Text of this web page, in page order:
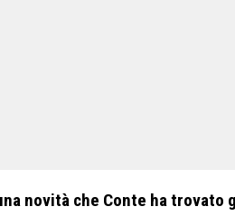
novità che Conte ha trovato